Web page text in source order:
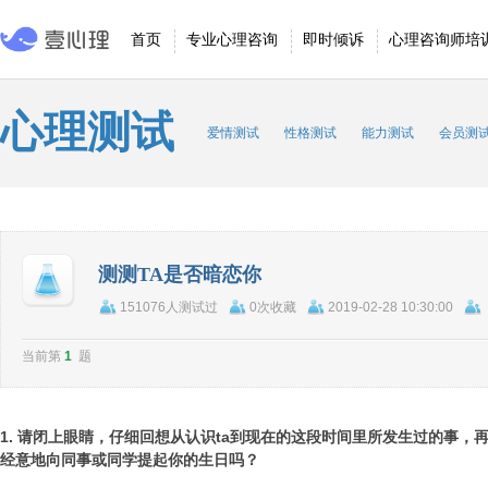
首页 专业心理咨询 即时倾诉 心理咨询师培
心理测试 爱情测试 性格测试 能力测试 会员测
测测TA是否暗恋你
151076人测试过 0次收藏 2019-02-28 10:30:00
当前第 1 题
1. 请闭上眼睛，仔细回想从认识ta到现在的这段时间里所发生过的事，
经意地向同事或同学提起你的生日吗？